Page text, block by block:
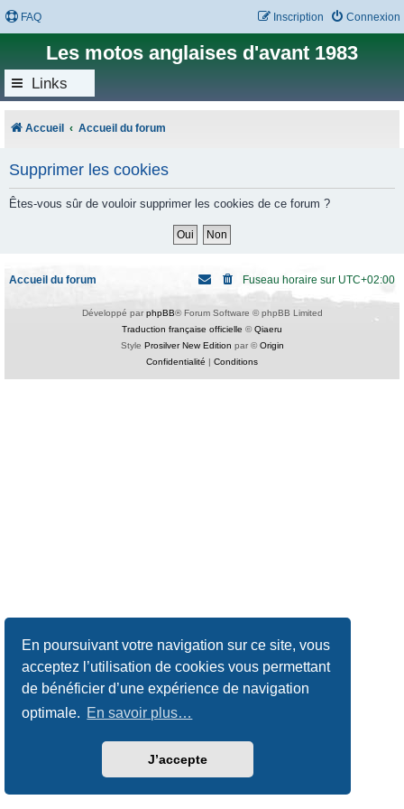
En poursuivant votre navigation sur ce site, vous
acceptez l’utilisation de cookies vous permettant
de bénéficier d’une expérience de navigation
optimale. En savoir plus…
J’accepte
FAQ Connexion
Inscription
Les motos anglaises d'avant 1983
Links
Accueil Accueil du forum
Supprimer les cookies
Êtes-vous sûr de vouloir supprimer les cookies de ce forum ?
Accueil du forum Fuseau horaire sur UTC+02:00
Développé par phpBB® Forum Software © phpBB Limited
Traduction française officielle ©Qiaeru
Style Prosilver New Edition par ©Origin
Confidentialité | Conditions